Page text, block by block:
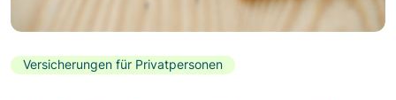
Versicherungen für Privatpersonen